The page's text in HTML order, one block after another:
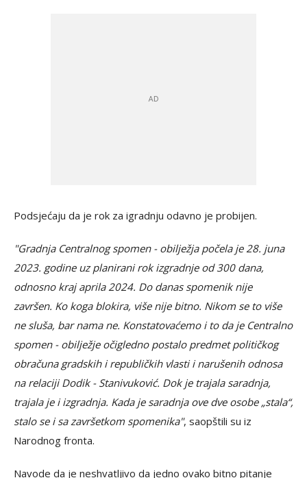
Podsjećaju da je rok za igradnju odavno je probijen.
"Gradnja Centralnog spomen - obilježja počela je 28. juna
2023. godine uz planirani rok izgradnje od 300 dana,
odnosno kraj aprila 2024. Do danas spomenik nije
završen. Ko koga blokira, više nije bitno. Nikom se to više
ne sluša, bar nama ne. Konstatovaćemo i to da je Centralno
spomen - obilježje očigledno postalo predmet političkog
obračuna gradskih i republičkih vlasti i narušenih odnosa
na relaciji Dodik - Stanivuković. Dok je trajala saradnja,
trajala je i izgradnja. Kada je saradnja ove dve osobe „stala“,
stalo se i sa završetkom spomenika", saopštili su iz
Narodnog fronta.
Navode da je neshvatljivo da jedno ovako bitno pitanje